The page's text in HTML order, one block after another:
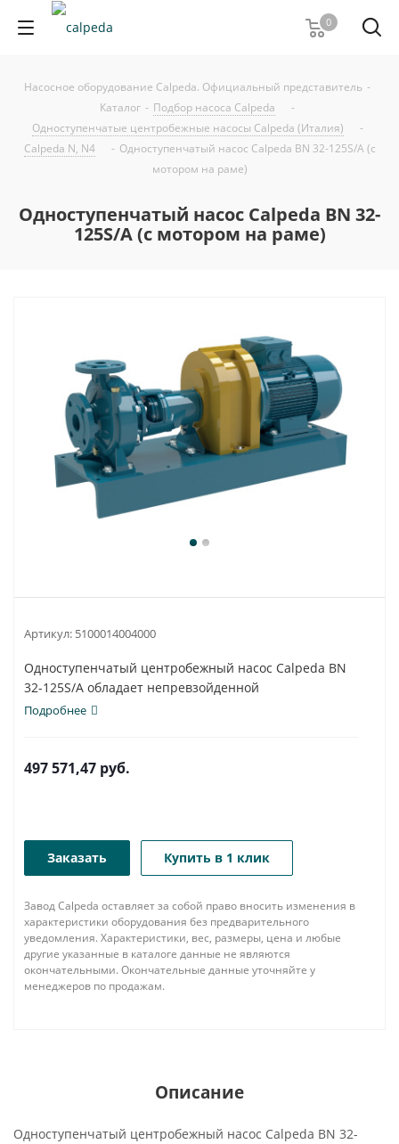
0
Насосное оборудование Calpeda. Официальный представитель -
Каталог - Подбор насоса Calpeda
-
Одноступенчатые центробежные насосы Calpeda (Италия)
-
Calpeda N, N4
- Одноступенчатый насос Calpeda BN 32-125S/A (с
мотором на раме)
Одноступенчатый насос Calpeda BN 32-
125S/A (с мотором на раме)
Артикул: 5100014004000
Одноступенчатый центробежный насос Calpeda BN
32-125S/A обладает непревзойденной
универсальностью...
Подробнее
497 571,47 руб.
Заказать Купить в 1 клик
Завод Calpeda оставляет за собой право вносить изменения в
характеристики оборудования без предварительного
уведомления. Характеристики, вес, размеры, цена и любые
другие указанные в каталоге данные не являются
окончательными. Окончательные данные уточняйте у
менеджеров по продажам.
Описание
Одноступенчатый центробежный насос Calpeda BN 32-